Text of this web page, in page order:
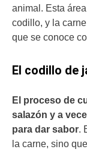
animal. Esta
codillo, y la
que se conoce
El codillo de
El proceso de
salazón y a
para dar sabor.
la carne, sino